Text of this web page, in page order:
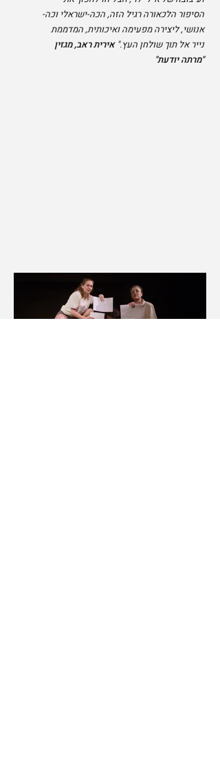
הסיפור הלכאורה רגיל הזה, הכה-ישראלי וכה-
אנושי, ליצירה מפעימה ואיכותית, המדממת
נייר אל תוך שולחן העץ."אירית ראב, מגזין
"מרתה יודעת"